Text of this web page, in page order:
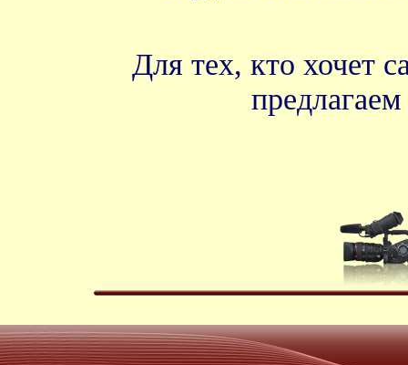
Для тех, кто хочет